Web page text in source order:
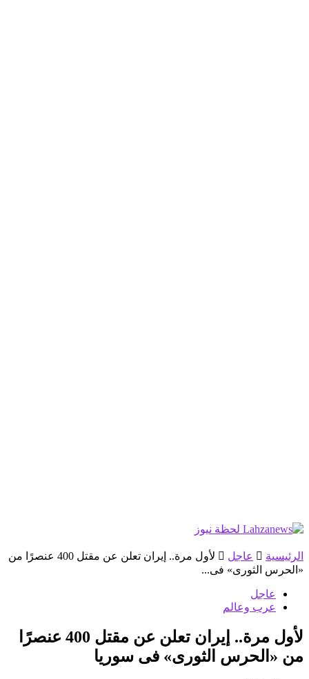
الرئيسية عاجل
لأول مرة.. إيران تعلن عن مقتل 400 عنصرًا من
«الحرس الثورى» فى...
عاجل
عرب وعالم
لأول مرة.. إيران تعلن عن مقتل 400 عنصرًا
من «الحرس الثورى» فى سوريا